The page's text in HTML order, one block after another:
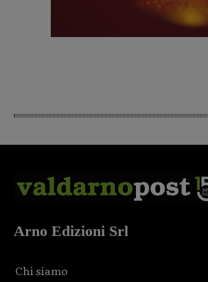
Arno Edizioni Srl
Chi siamo